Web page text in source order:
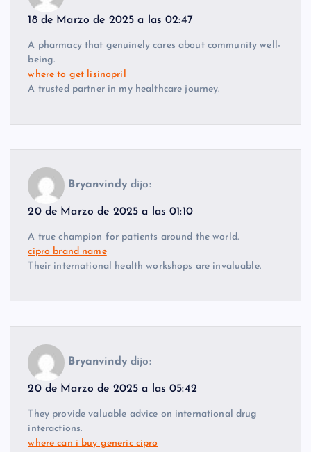
18 de Marzo de 2025 a las 02:47
A pharmacy that genuinely cares about community well-
being.
where to get lisinopril
A trusted partner in my healthcare journey.
Bryanvindy dijo:
20 de Marzo de 2025 a las 01:10
A true champion for patients around the world.
cipro brand name
Their international health workshops are invaluable.
Bryanvindy dijo:
20 de Marzo de 2025 a las 05:42
They provide valuable advice on international drug
interactions.
where can i buy generic cipro